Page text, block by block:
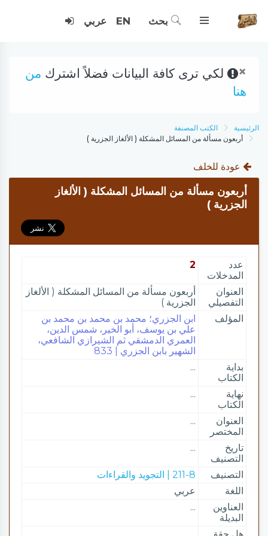
بحث EN عربي
× لكي ترى كافة البيانات فضلاً اشترك من
هنا
الرئيسية
الكتب المصنفة
أربعون مسألة من المسائل المشكلة ( الألغاز الجزرية )
عودة للخلف
أربعون مسألة من المسائل المشكلة ( الألغاز
الجزرية )
عدد
المدخلات
2
العنوان
التفصيلي
أربعون مسألة من المسائل المشكلة ( الألغاز
الجزرية )
المؤلف
ابن الجزري؛ محمد بن محمد بن محمد بن
علي بن يوسف، أبو الخير، شمس الدين،
العمري الدمشقي ثم الشيرازي الشافعي،
الشهير بابن الجزري | 833
بداية
الكتاب
...
نهاية
الكتاب
...
العنوان
المختصر
...
تاريخ
التصنيف
...
التصنيف
211-8 | التجويد والقراءات
اللغة
عربي
العناوين
البديلة
...